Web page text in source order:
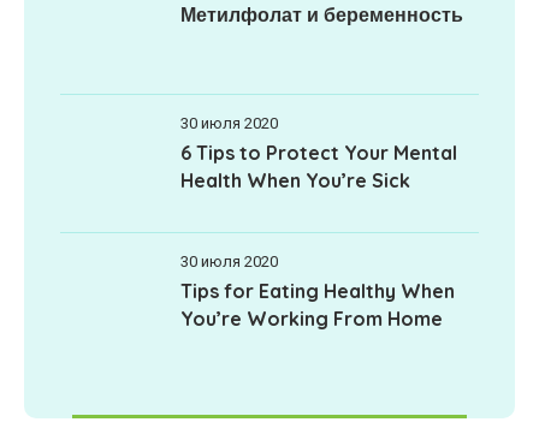
Метилфолат и беременность
30 июля 2020
6 Tips to Protect Your Mental
Health When You’re Sick
30 июля 2020
Tips for Eating Healthy When
You’re Working From Home